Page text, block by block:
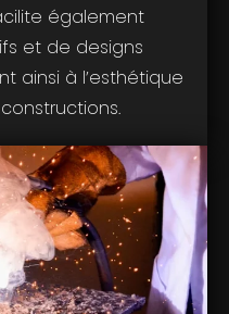
également
et de designs
ainsi à l’esthétique